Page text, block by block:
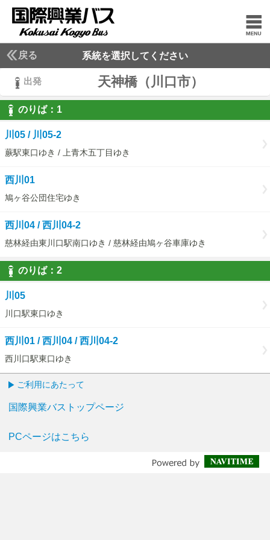
戻る 系統を選択してください
出発 天神橋（川口市）
のりば： 1
1
川05 / 川05-2
蕨駅東口ゆき / 上青木五丁目ゆき
西川01
鳩ヶ谷公団住宅ゆき
西川04 / 西川04-2
慈林経由東川口駅南口ゆき / 慈林経由鳩ヶ谷車庫ゆき
のりば： 2
2
川05
川口駅東口ゆき
西川01 / 西川04 / 西川04-2
西川口駅東口ゆき
ご利用にあたって
国際興業バストップページ
PCページはこちら